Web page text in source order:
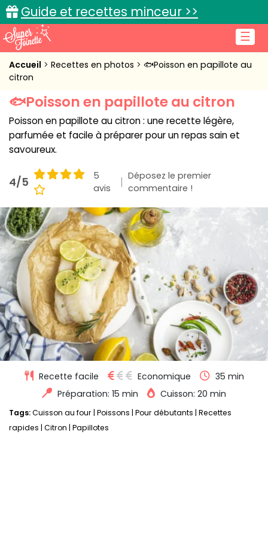
☰
Guide et recettes minceur >>
Accueil
Cuisine pratique
L'actu cuisine
Accueil Recettes en photos
🐟Poisson en papillote au
citron
🐟Poisson en papillote au citron
Poisson en papillote au citron : une recette légère,
parfumée et facile à préparer pour un repas sain et
savoureux.
4/5
5
avis
Déposez le premier
commentaire !
Recette facile Economique
35 min
Préparation: 15 min
Cuisson: 20 min
Tags:Cuisson au four Poissons Pour débutants Recettes
rapides Citron Papillotes